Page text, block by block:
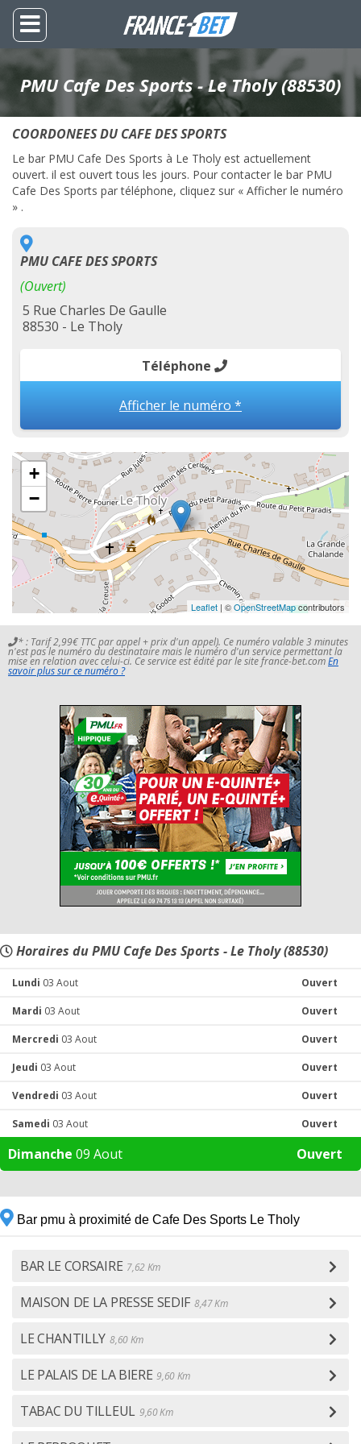
PMU Cafe Des Sports - Le Tholy (88530)
COORDONEES DU CAFE DES SPORTS
Le bar PMU Cafe Des Sports à Le Tholy est actuellement
ouvert. il est ouvert tous les jours. Pour contacter le bar PMU
Cafe Des Sports par téléphone, cliquez sur « Afficher le numéro
» .
PMU CAFE DES SPORTS
(Ouvert)
5 Rue Charles De Gaulle
88530 - Le Tholy
Téléphone
Afficher le numéro *
+
−
Leaflet | ©OpenStreetMapcontributors
* : Tarif 2,99€ TTC par appel + prix d'un appel). Ce numéro valable 3 minutes
n'est pas le numéro du destinataire mais le numéro d'un service permettant la
mise en relation avec celui-ci. Ce service est édité par le site france-bet.comEn
savoir plus sur ce numéro ?
Horaires du PMU Cafe Des Sports - Le Tholy (88530)
Lundi 03 Aout Ouvert
Mardi 03 Aout Ouvert
Mercredi 03 Aout Ouvert
Jeudi 03 Aout Ouvert
Vendredi 03 Aout Ouvert
Samedi 03 Aout Ouvert
Dimanche 09 Aout Ouvert
Bar pmu à proximité de Cafe Des Sports Le Tholy
BAR LE CORSAIRE 7,62 Km
MAISON DE LA PRESSE SEDIF 8,47 Km
LE CHANTILLY 8,60 Km
LE PALAIS DE LA BIERE 9,60 Km
TABAC DU TILLEUL 9,60 Km